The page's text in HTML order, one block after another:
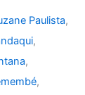
Paulista,
,
,
,